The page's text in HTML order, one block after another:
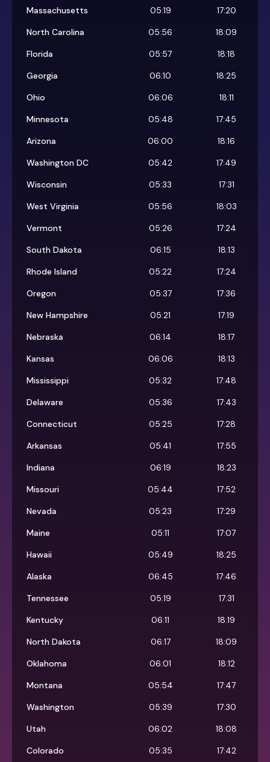
Massachusetts
05:19
17:20
North Carolina
05:56
18:09
Florida
05:57
18:18
Georgia
06:10
18:25
Ohio
06:06
18:11
Minnesota
05:48
17:45
Arizona
06:00
18:16
Washington DC
05:42
17:49
Wisconsin
05:33
17:31
West Virginia
05:56
18:03
Vermont
05:26
17:24
South Dakota
06:15
18:13
Rhode Island
05:22
17:24
Oregon
05:37
17:36
New Hampshire
05:21
17:19
Nebraska
06:14
18:17
Kansas
06:06
18:13
Mississippi
05:32
17:48
Delaware
05:36
17:43
Connecticut
05:25
17:28
Arkansas
05:41
17:55
Indiana
06:19
18:23
Missouri
05:44
17:52
Nevada
05:23
17:29
Maine
05:11
17:07
Hawaii
05:49
18:25
Alaska
06:45
17:46
Tennessee
05:19
17:31
Kentucky
06:11
18:19
North Dakota
06:17
18:09
Oklahoma
06:01
18:12
Montana
05:54
17:47
Washington
05:39
17:30
Utah
06:02
18:08
Colorado
05:35
17:42